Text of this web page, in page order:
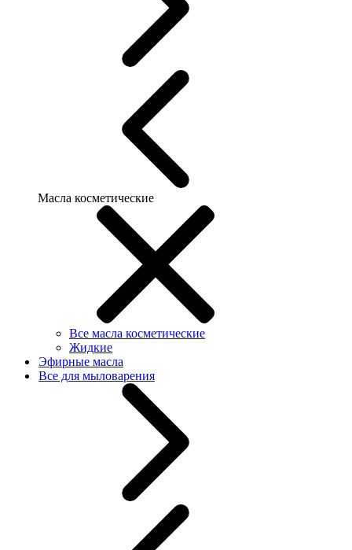
Масла косметические
Все масла косметические
Жидкие
Эфирные масла
Все для мыловарения